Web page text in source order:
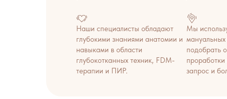
Наши специалисты обладают
глубокими знаниями анатомии и
навыками в области
глубокотканных техник, FDM-
терапии и ПИР.
Мы
подобрать
запрос и